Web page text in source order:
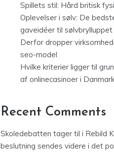
Spillets stil: Hård britisk
Oplevelser i sølv: De
gaveidéer til sølvbrylluppet
Derfor dropper
seo-model
Hvilke kriterier ligger til
af onlinecasinoer i
Recent Comments
Skoledebatten tager til i Rebild
beslutning sendes videre i det